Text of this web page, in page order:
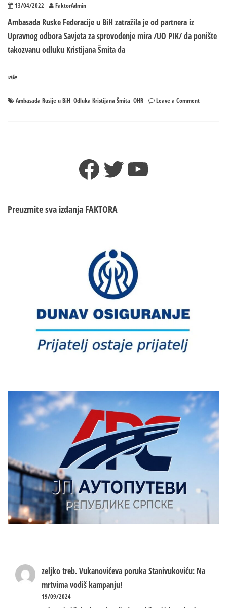
13/04/2022 FaktorAdmin
Ambasada Ruske Federacije u BiH zatražila je od partnera iz
Upravnog odbora Savjeta za sprovođenje mira /UO PIK/ da ponište
takozvanu odluku Kristijana Šmita da
više
Ambasada Rusije u BiH, Odluka Kristijana Šmita, OHR Leave a Commenton
Facebook
TwitterYouTube
Preuzmite sva izdanja FAKTORA
zeljko treb.Vukanovićeva poruka Stanivukoviću: Na
mrtvima vodiš kampanju!
19/09/2024